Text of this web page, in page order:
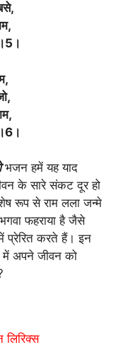
भजन हमें यह याद
के सारे संकट दूर हो
रूप से राम लला जन्मे
फहराया है जैसे
प्रेरित करते हैं। इन
में अपने जीवन को
लिरिक्स